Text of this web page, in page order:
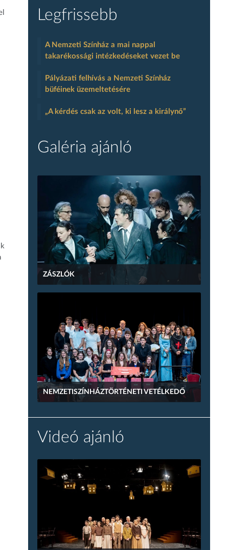
Legfrissebb
A Nemzeti Színház a mai nappal
takarékossági intézkedéseket vezet be
Pályázati felhívás a Nemzeti Színház
büféinek üzemeltetésére
„A kérdés csak az volt, ki lesz a királynő”
Galéria ajánló
ZÁSZLÓK
NEMZETISZÍNHÁZTÖRTÉNETI VETÉLKEDŐ
Videó ajánló